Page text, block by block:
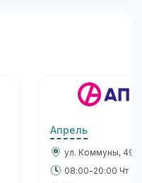
Апрель
ул. Коммуны, 49
08:00-20:00 Чт